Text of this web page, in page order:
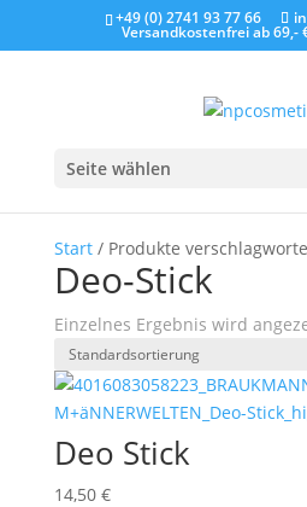
+49 (0) 2741 93 77 66
Versandkostenfrei ab 69,-
Seite wählen
Start/ Produkte
Deo-Stick
Einzelnes Ergebnis wird
Deo Stick
14,50 €